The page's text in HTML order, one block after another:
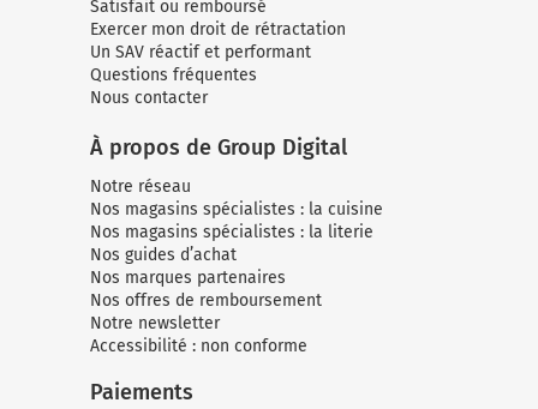
Satisfait ou remboursé
Exercer mon droit de rétractation
Un SAV réactif et performant
Questions fréquentes
Nous contacter
À propos de Group Digital
Notre réseau
Nos magasins spécialistes : la cuisine
Nos magasins spécialistes : la literie
Nos guides d’achat
Nos marques partenaires
Nos offres de remboursement
Notre newsletter
Accessibilité : non conforme
Paiements